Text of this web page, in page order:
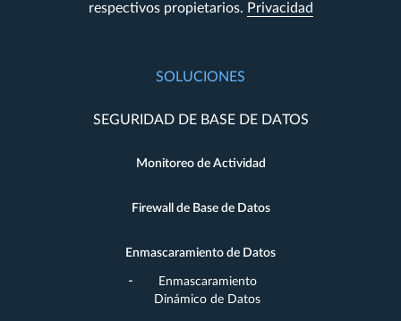
respectivos propietarios. Privacidad
SOLUCIONES
SEGURIDAD DE BASE DE DATOS
Monitoreo de Actividad
Firewall de Base de Datos
Enmascaramiento de Datos
Enmascaramiento
Dinámico de Datos